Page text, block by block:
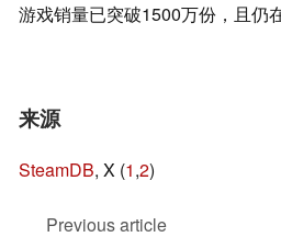
游戏销量已突破1500万份，且仍
来源
SteamDB, X (1,2)
Previous article